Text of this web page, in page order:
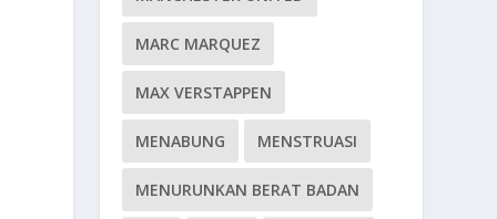
MARC MARQUEZ
MAX VERSTAPPEN
MENABUNG MENSTRUASI
MENURUNKAN BERAT BADAN